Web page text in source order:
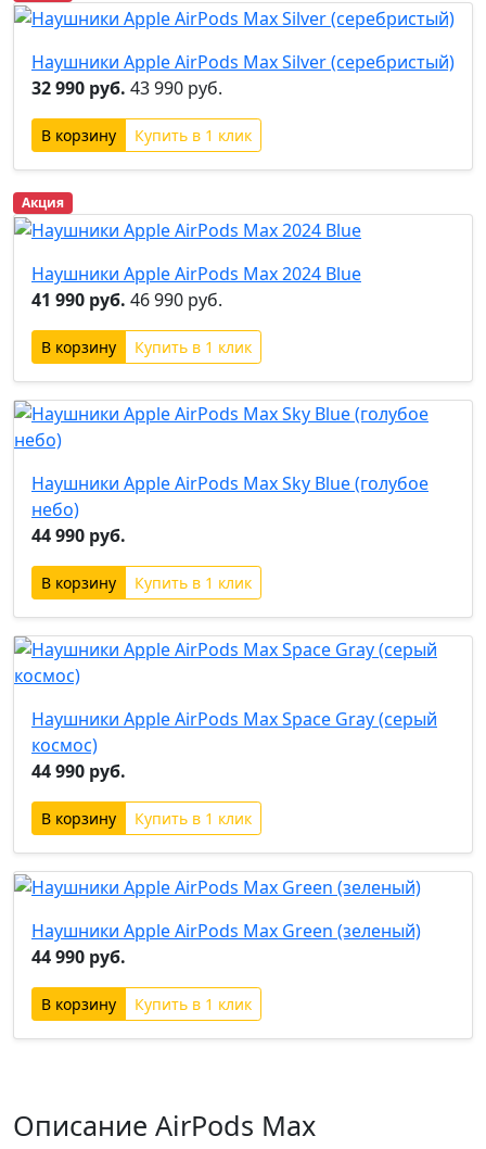
Наушники Apple AirPods Max Silver (серебристый)
32 990 руб. 43 990 руб.
Купить в 1 клик
Акция
Наушники Apple AirPods Max 2024 Blue
41 990 руб. 46 990 руб.
Купить в 1 клик
Наушники Apple AirPods Max Sky Blue (голубое
небо)
44 990 руб.
Купить в 1 клик
Наушники Apple AirPods Max Space Gray (серый
космос)
44 990 руб.
Купить в 1 клик
Наушники Apple AirPods Max Green (зеленый)
44 990 руб.
Купить в 1 клик
Описание AirPods Max